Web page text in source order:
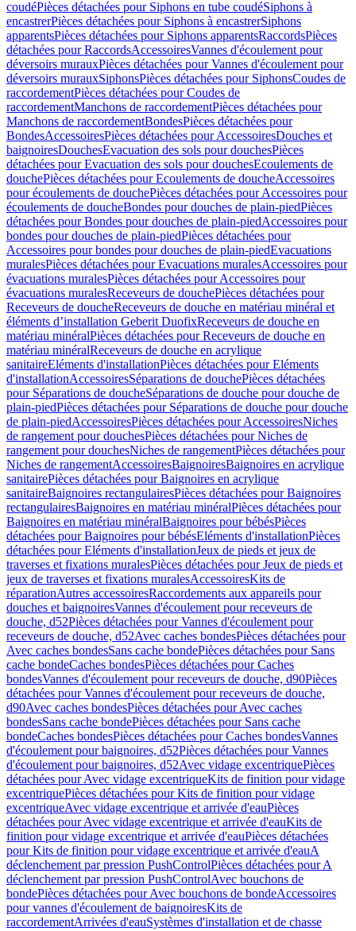
coudéPièces détachées pour Siphons en tube coudéSiphons à
encastrerPièces détachées pour Siphons à encastrerSiphons
apparentsPièces détachées pour Siphons apparentsRaccordsPièces
détachées pour RaccordsAccessoiresVannes d'écoulement pour
déversoirs murauxPièces détachées pour Vannes d'écoulement pour
déversoirs murauxSiphonsPièces détachées pour SiphonsCoudes de
raccordementPièces détachées pour Coudes de
raccordementManchons de raccordementPièces détachées pour
Manchons de raccordementBondesPièces détachées pour
BondesAccessoiresPièces détachées pour AccessoiresDouches et
baignoiresDouchesEvacuation des sols pour douchesPièces
détachées pour Evacuation des sols pour douchesEcoulements de
douchePièces détachées pour Ecoulements de doucheAccessoires
pour écoulements de douchePièces détachées pour Accessoires pour
écoulements de doucheBondes pour douches de plain-piedPièces
détachées pour Bondes pour douches de plain-piedAccessoires pour
bondes pour douches de plain-piedPièces détachées pour
Accessoires pour bondes pour douches de plain-piedEvacuations
muralesPièces détachées pour Evacuations muralesAccessoires pour
évacuations muralesPièces détachées pour Accessoires pour
évacuations muralesReceveurs de douchePièces détachées pour
Receveurs de doucheReceveurs de douche en matériau minéral et
éléments d’installation Geberit DuofixReceveurs de douche en
matériau minéralPièces détachées pour Receveurs de douche en
matériau minéralReceveurs de douche en acrylique
sanitaireEléments d'installationPièces détachées pour Eléments
d'installationAccessoiresSéparations de douchePièces détachées
pour Séparations de doucheSéparations de douche pour douche de
plain-piedPièces détachées pour Séparations de douche pour douche
de plain-piedAccessoiresPièces détachées pour AccessoiresNiches
de rangement pour douchesPièces détachées pour Niches de
rangement pour douchesNiches de rangementPièces détachées pour
Niches de rangementAccessoiresBaignoiresBaignoires en acrylique
sanitairePièces détachées pour Baignoires en acrylique
sanitaireBaignoires rectangulairesPièces détachées pour Baignoires
rectangulairesBaignoires en matériau minéralPièces détachées pour
Baignoires en matériau minéralBaignoires pour bébésPièces
détachées pour Baignoires pour bébésEléments d'installationPièces
détachées pour Eléments d'installationJeux de pieds et jeux de
traverses et fixations muralesPièces détachées pour Jeux de pieds et
jeux de traverses et fixations muralesAccessoiresKits de
réparationAutres accessoiresRaccordements aux appareils pour
douches et baignoiresVannes d'écoulement pour receveurs de
douche, d52Pièces détachées pour Vannes d'écoulement pour
receveurs de douche, d52Avec caches bondesPièces détachées pour
Avec caches bondesSans cache bondePièces détachées pour Sans
cache bondeCaches bondesPièces détachées pour Caches
bondesVannes d'écoulement pour receveurs de douche, d90Pièces
détachées pour Vannes d'écoulement pour receveurs de douche,
d90Avec caches bondesPièces détachées pour Avec caches
bondesSans cache bondePièces détachées pour Sans cache
bondeCaches bondesPièces détachées pour Caches bondesVannes
d'écoulement pour baignoires, d52Pièces détachées pour Vannes
d'écoulement pour baignoires, d52Avec vidage excentriquePièces
détachées pour Avec vidage excentriqueKits de finition pour vidage
excentriquePièces détachées pour Kits de finition pour vidage
excentriqueAvec vidage excentrique et arrivée d'eauPièces
détachées pour Avec vidage excentrique et arrivée d'eauKits de
finition pour vidage excentrique et arrivée d'eauPièces détachées
pour Kits de finition pour vidage excentrique et arrivée d'eauA
déclenchement par pression PushControlPièces détachées pour A
déclenchement par pression PushControlAvec bouchons de
bondePièces détachées pour Avec bouchons de bondeAccessoires
pour vannes d'écoulement de baignoiresKits de
raccordementArrivées d'eauSystèmes d'installation et de chasse